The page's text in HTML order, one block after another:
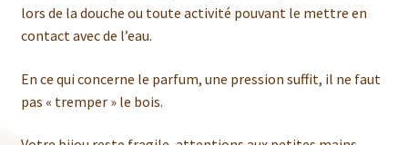
lors de la douche ou toute activité pouvant le mettre en
contact avec de l’eau.
En ce qui concerne le parfum, une pression suffit, il ne faut
pas « tremper » le bois.